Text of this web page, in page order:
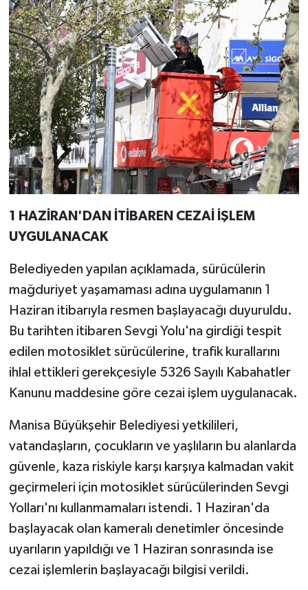
1 HAZİRAN'DAN İTİBAREN CEZAİ İŞLEM
UYGULANACAK
Belediyeden yapılan açıklamada, sürücülerin
mağduriyet yaşamaması adına uygulamanın 1
Haziran itibarıyla resmen başlayacağı duyuruldu.
Bu tarihten itibaren Sevgi Yolu'na girdiği tespit
edilen motosiklet sürücülerine, trafik kurallarını
ihlal ettikleri gerekçesiyle 5326 Sayılı Kabahatler
Kanunu maddesine göre cezai işlem uygulanacak.
Manisa Büyükşehir Belediyesi yetkilileri,
vatandaşların, çocukların ve yaşlıların bu alanlarda
güvenle, kaza riskiyle karşı karşıya kalmadan vakit
geçirmeleri için motosiklet sürücülerinden Sevgi
Yolları'nı kullanmamaları istendi. 1 Haziran'da
başlayacak olan kameralı denetimler öncesinde
uyarıların yapıldığı ve 1 Haziran sonrasında ise
cezai işlemlerin başlayacağı bilgisi verildi.